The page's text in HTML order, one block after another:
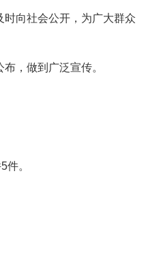
向社会公开，为广大群众
，做到广泛宣传。
件。